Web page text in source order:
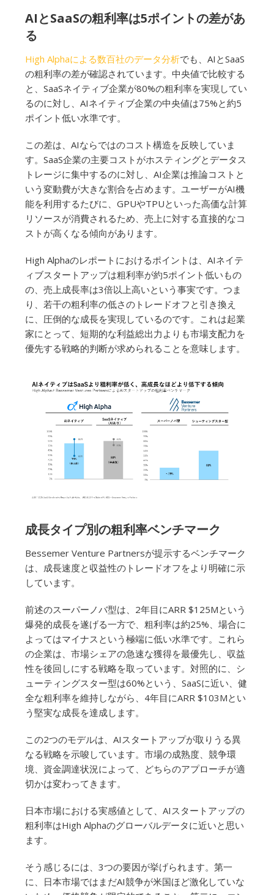
AIとSaaSの粗利率は5ポイントの差があ
る
High Alphaによる数百社のデータ分析でも、AIとSaaS
の粗利率の差が確認されています。中央値で比較する
と、SaaSネイティブ企業が80%の粗利率を実現してい
るのに対し、AIネイティブ企業の中央値は75%と約5
ポイント低い水準です。
この差は、AIならではのコスト構造を反映していま
す。SaaS企業の主要コストがホスティングとデータス
トレージに集中するのに対し、AI企業は推論コストと
いう変動費が大きな割合を占めます。ユーザーがAI機
能を利用するたびに、GPUやTPUといった高価な計算
リソースが消費されるため、売上に対する直接的なコ
ストが高くなる傾向があります。
High Alphaのレポートにおけるポイントは、AIネイテ
ィブスタートアップは粗利率が約5ポイント低いもの
の、売上成長率は3倍以上高いという事実です。つま
り、若干の粗利率の低さのトレードオフと引き換え
に、圧倒的な成長を実現しているのです。これは起業
家にとって、短期的な利益総出力よりも市場支配力を
優先する戦略的判断が求められることを意味します。
成長タイプ別の粗利率ベンチマーク
Bessemer Venture Partnersが提示するベンチマーク
は、成長速度と収益性のトレードオフをより明確に示
しています。
前述のスーパーノバ型は、2年目にARR $125Mという
爆発的成長を遂げる一方で、粗利率は約25%、場合に
よってはマイナスという極端に低い水準です。これら
の企業は、市場シェアの急速な獲得を最優先し、収益
性を後回しにする戦略を取っています。対照的に、シ
ューティングスター型は60%という、SaaSに近い、健
全な粗利率を維持しながら、4年目にARR $103Mとい
う堅実な成長を達成します。
この2つのモデルは、AIスタートアップが取りうる異
なる戦略を示唆しています。市場の成熟度、競争環
境、資金調達状況によって、どちらのアプローチが適
切かは変わってきます。
日本市場における実感値として、AIスタートアップの
粗利率はHigh Alphaのグローバルデータに近いと思い
ます。
そう感じるには、3つの要因が挙げられます。第一
に、日本市場ではまだAI競争が米国ほど激化していな